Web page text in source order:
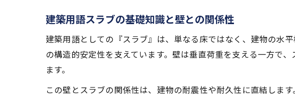
スラブ厚
コンクリ
スラブ構
建築用語スラブの基礎知識と壁との関係性
建築用語としての『スラブ』は、単なる床ではなく、建物の水
の構造的安定性を支えています。壁は垂直荷重を支える一方で
ます。
この壁とスラブの関係性は、建物の耐震性や耐久性に直結しま